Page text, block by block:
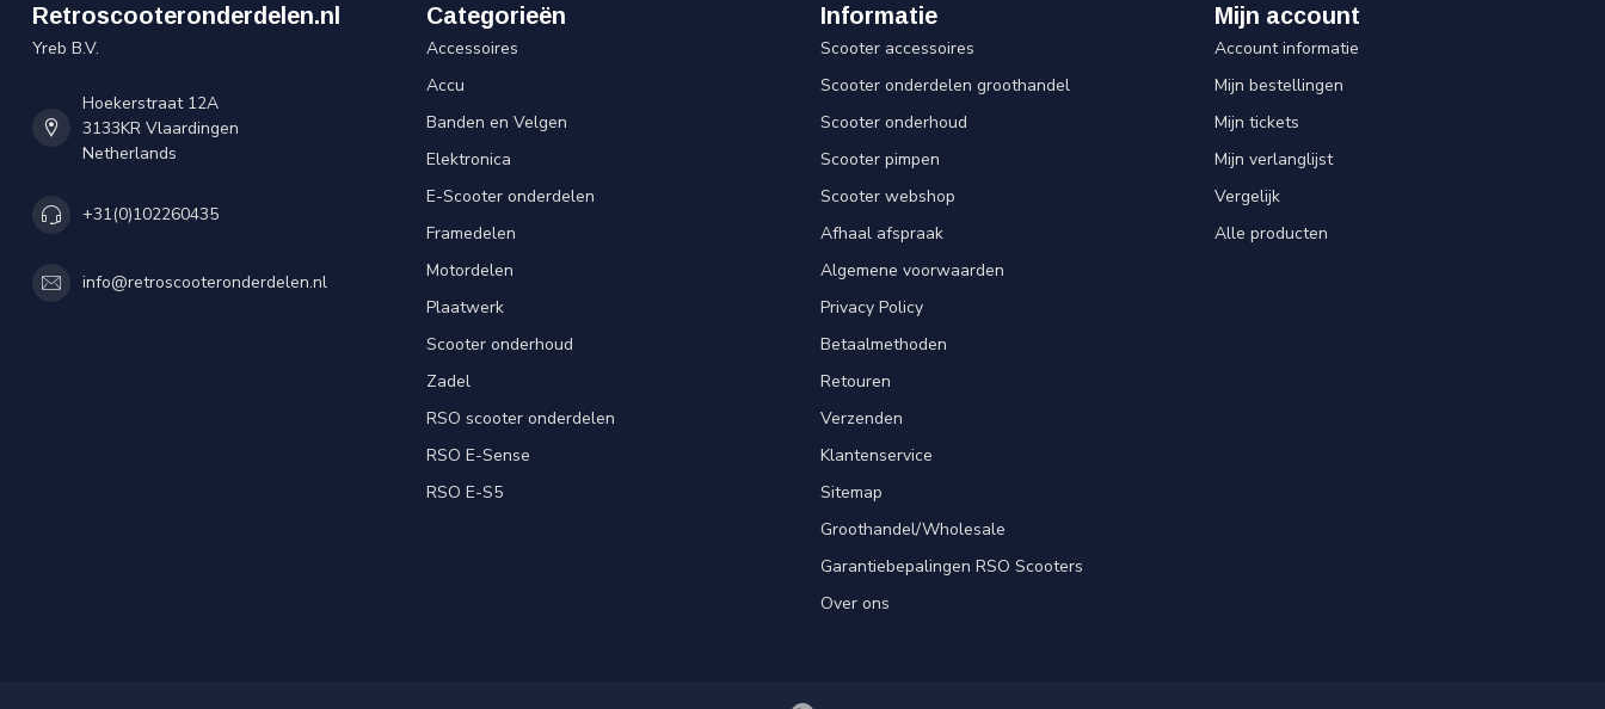
Retroscooteronderdelen.nl
Yreb B.V.
Hoekerstraat 12A
3133KR Vlaardingen
Netherlands
+31(0)102260435
info@retroscooteronderdelen.nl
Categorieën
Accessoires
Accu
Banden en Velgen
Elektronica
E-Scooter onderdelen
Framedelen
Motordelen
Plaatwerk
Scooter onderhoud
Zadel
RSO scooter onderdelen
RSO E-Sense
RSO E-S5
Informatie
Scooter accessoires
Scooter onderdelen groothandel
Scooter onderhoud
Scooter pimpen
Scooter webshop
Afhaal afspraak
Algemene voorwaarden
Privacy Policy
Betaalmethoden
Retouren
Verzenden
Klantenservice
Sitemap
Groothandel/Wholesale
Garantiebepalingen RSO Scooters
Over ons
Mijn account
Account informatie
Mijn bestellingen
Mijn tickets
Mijn verlanglijst
Vergelijk
Alle producten